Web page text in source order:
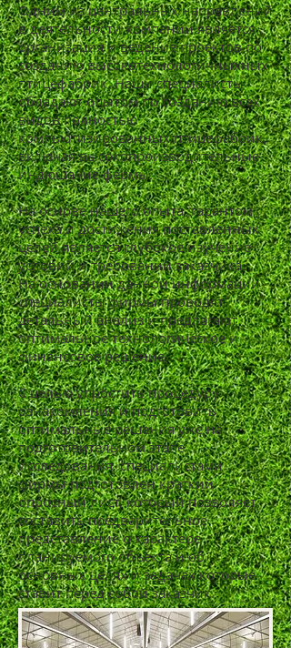
Одним из центральных направлений
в деятельности компании является
организация и ведение проектов по
созданию высокотехнологичныхных
птицефабрик. Наши специалисты
обладают опытом по созданию всех
видов полностью
компьютизированных птицефабрик,
включая высокопроизводительные
индюшачие фермы.
На основе нашего опыта, гарантом
успеха и достижения поставленных
целей является глубокое изучение
условий и требований заказчика.
На основании данной информации
специалисты фирмы проводят
детальный анализ и предлагают
оптимальное технологическое и
финансовое решение.
С целью упростить процедуру
ознакомления и подготовить
оптимальные решения уже на
подготовительном этапе
исследования, специалистами
фирмы подготовлен краткий
опросный лист, который позволяет
составить предварительное
представление о характере
планируемого объекта и об
основных целях и задачах которые
ставит перед собой заказчик.